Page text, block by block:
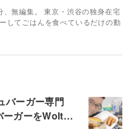
無編集。 東京・渋谷の独身在宅
してごはんを食べているだけの動
バーガー専門
ーガーをWoltで